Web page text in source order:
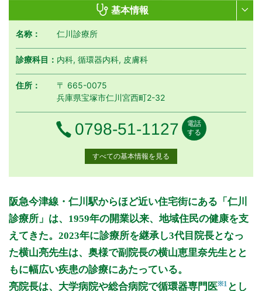
基本情報
名称： 仁川診療所
診療科目： 内科, 循環器内科, 皮膚科
住所：
〒 665-0075
兵庫県宝塚市仁川宮西町2-32
電話番号
0798-51-1127
電話
する
すべての基本情報を見る
診療時間 月月曜日
火 火曜日
水 水曜日
木 木曜日
金金曜日
土土曜日
日 日曜日
祝祝日
9:00～12:00
● ● ● ● ●
●
16:00～19:00
● ● ● ●
休診日: 日、祝
備考: ※皮膚科は月、水、金の午前中(9:00～12:00)のみの診察
となります。
阪急今津線・仁川駅からほど近い住宅街にある「仁川
診療所」は、1959年の開業以来、地域住民の健康を支
えてきた。2023年に診療所を継承し3代目院長となっ
た横山亮先生は、奥様で副院長の横山恵里奈先生とと
もに幅広い疾患の診療にあたっている。
亮院長は、大学病院や総合病院で循環器専門医※1 とし